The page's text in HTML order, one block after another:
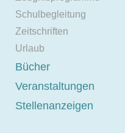
Schulbegleitung
Zeitschriften
Urlaub
Bücher
Veranstaltungen
Stellenanzeigen